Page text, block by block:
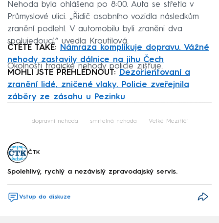
Nehoda byla ohlášena po 8:00. Auta se střetla v
Průmyslové ulici. „Řidič osobního vozidla následkům
zranění podlehl. V automobilu byli zraněni dva
spolujedoucí,“ uvedla Kroutilová.
ČTĚTE TAKÉ:
Námraza komplikuje dopravu. Vážné
nehody zastavily dálnice na jihu Čech
Okolnosti tragické nehody policie zjišťuje.
MOHLI JSTE PŘEHLÉDNOUT:
Dezorientovaní a
zranění lidé, zničené vlaky. Policie zveřejnila
záběry ze zásahu u Pezinku
dopravní nehoda smrtelná nehoda Velké Meziříčí
ČTK
Spolehlivý, rychlý a nezávislý zpravodajský servis.
Vstup do diskuze